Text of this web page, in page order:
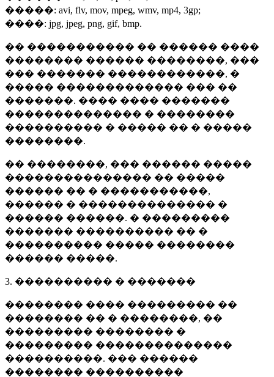
�����: avi, flv, mov, mpeg, wmv, mp4, 3gp;
����: jpg, jpeg, png, gif, bmp.
�� ����������� �� ������ ����
�������� ������ ��������, ���
��� ������� ������������, �
����� ������������� ��� ��
�������. ���� ���� �������
�������������� � ��������
���������� � ����� �� � �����
��������.
�� ��������, ��� ������ �����
��������������� �� �����
������ �� � �����������,
������ � �������������� �
������ ������. � ���������
������� ���������� �� �
���������� ����� ��������
������ �����.
3. ���������� � �������
�������� ���� ��������� ��
�������� �� � ��������, ��
��������� �������� �
��������� ��������������
����������. ��� ������
�������� ����������